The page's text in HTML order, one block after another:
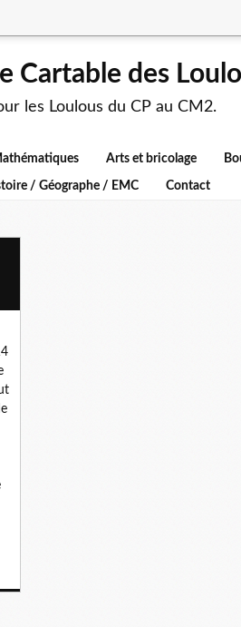
Cartable des
les Loulous du CP au CM2.
Arts et bricolage
/ Géographe / EMC Contact